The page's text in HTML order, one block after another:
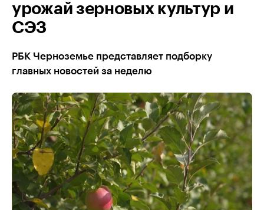
урожай зерновых культур и
СЭЗ
РБК Черноземье представляет подборку
главных новостей за неделю